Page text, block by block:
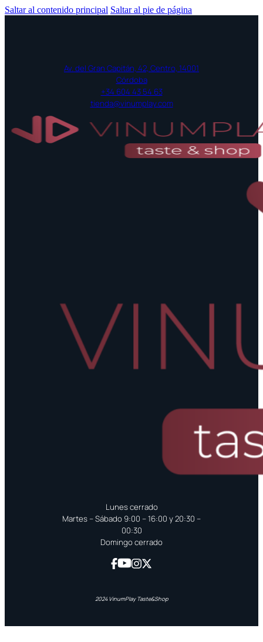
Saltar al contenido principal Saltar al pie de página
Av. del Gran Capitán, 42, Centro, 14001
Córdoba
+34 604 43 54 63
tienda@vinumplay.com
Lunes cerrado
Martes – Sábado 9:00 – 16:00 y 20:30 –
00:30
Domingo cerrado
2024 VinumPlay Taste&Shop